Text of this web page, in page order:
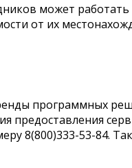
может
от их
программных
предоставления
8(800)333-53-84.